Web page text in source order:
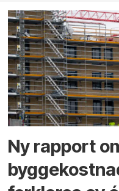
Ny rapport